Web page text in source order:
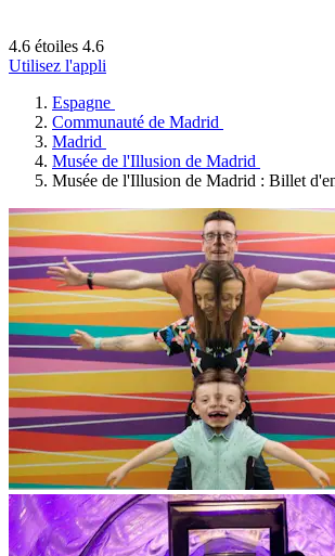
4.6 étoiles 4.6
Utilisez l'appli
Espagne
Communauté de Madrid
Madrid
Musée de l'Illusion de Madrid
Musée de l'Illusion de Madrid : Billet